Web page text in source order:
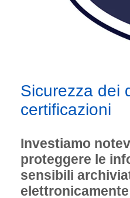
Sicurezza dei
certificazioni
Investiamo
proteggere le
sensibili
elettronicamente